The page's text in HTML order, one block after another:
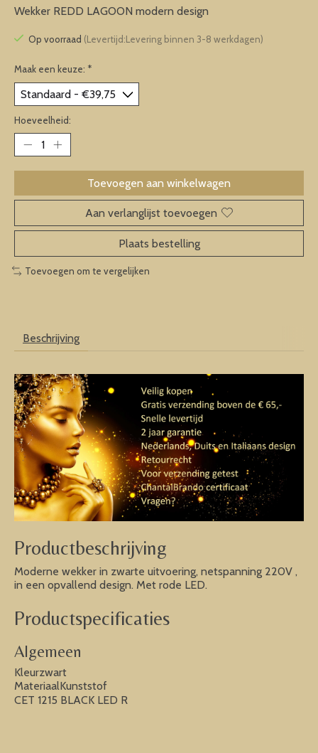
Wekker REDD LAGOON modern design
Op voorraad (Levertijd:Levering binnen 3-8 werkdagen)
Maak een keuze: *
Hoeveelheid:
Toevoegen aan winkelwagen
Aan verlanglijst toevoegen
Plaats bestelling
Toevoegen om te vergelijken
Beschrijving
Productbeschrijving
Moderne wekker in zwarte uitvoering, netspanning 220V ,
in een opvallend design. Met rode LED.
Productspecificaties
Algemeen
Kleurzwart
MateriaalKunststof
CET 1215 BLACK LED R